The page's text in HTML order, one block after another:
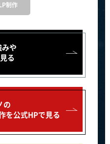
制作
や
る
の
を公式HPで見る